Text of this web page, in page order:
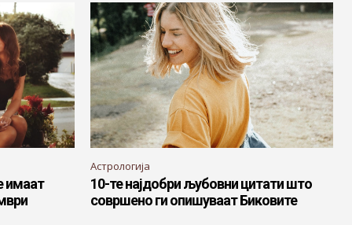
имаат
Астрологија
10-те најдобри љубовни цитати што
совршено ги опишуваат Биковите